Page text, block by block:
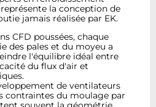
la conception de
jamais réalisée par EK.
CFD poussées, chaque
des pales et du moyeu a
l'équilibre idéal entre
du flux d'air et
de ventilateurs
contraintes du moulage par